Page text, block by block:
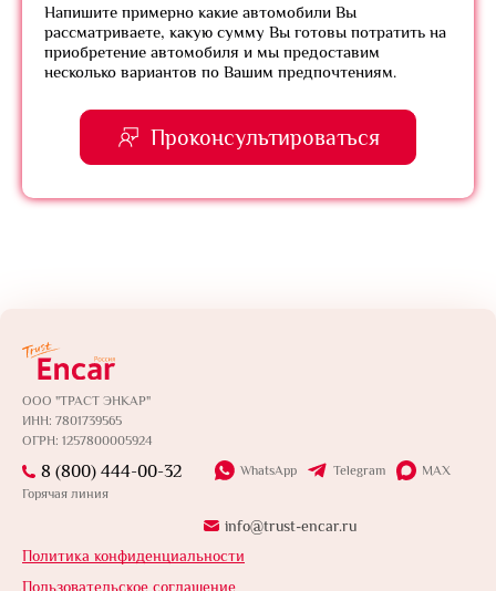
Напишите примерно какие автомобили Вы
рассматриваете, какую сумму Вы готовы потратить на
приобретение автомобиля и мы предоставим
несколько вариантов по Вашим предпочтениям.
Проконсультироваться
ООО "ТРАСТ ЭНКАР"
ИНН: 7801739565
ОГРН: 1257800005924
Политика конфиденциальности
Пользовательское соглашение
8 (800) 444-00-32
Горячая линия
WhatsApp Telegram MAX
info@trust-encar.ru